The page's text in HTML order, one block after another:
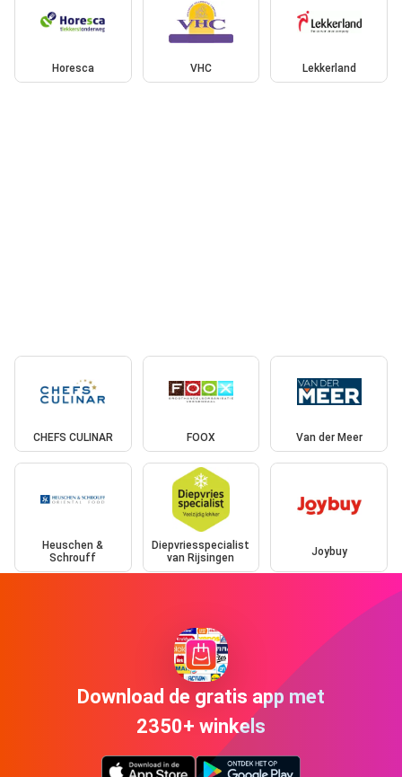
Horesca VHC Lekkerland
CHEFS CULINAR FOOX Van der Meer
Heuschen &
Schrouff
Diepvriesspecialist
van Rijsingen
Joybuy
Download de gratis app met
2350+ winkels